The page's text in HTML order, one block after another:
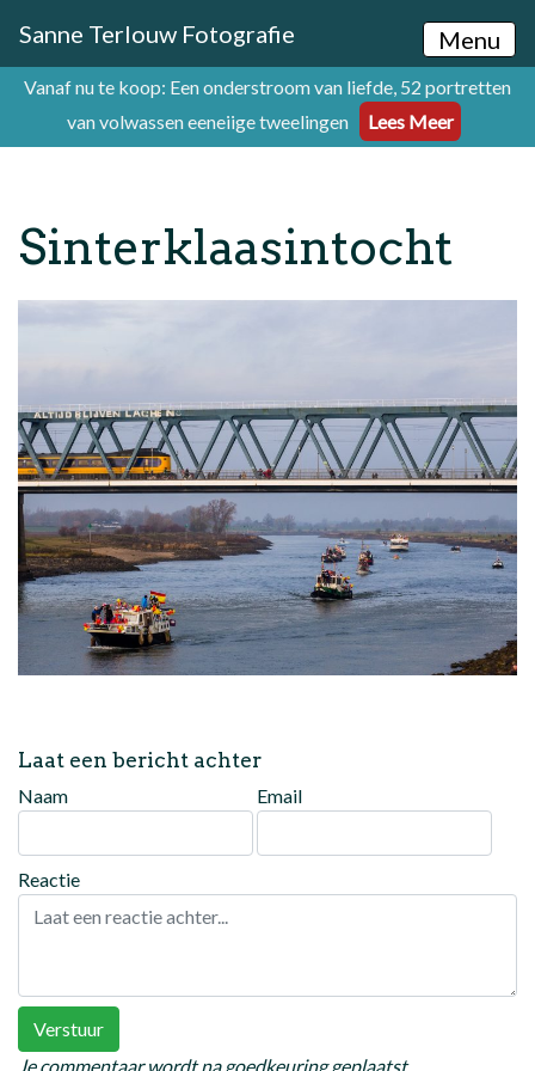
Sanne Terlouw Fotografie Menu
Vanaf nu te koop: Een onderstroom van liefde, 52 portretten
van volwassen eeneiige tweelingen
Lees Meer
Sinterklaasintocht
Laat een bericht achter
Naam Email
Reactie
Verstuur
Je commentaar wordt na goedkeuring geplaatst.